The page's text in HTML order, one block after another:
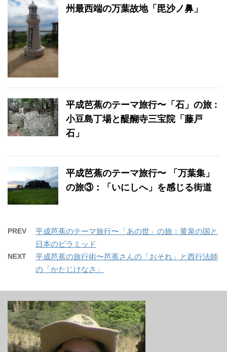
州最西端の万葉故地「毘沙ノ鼻」
平成芭蕉のテーマ旅行〜「石」の旅 :
小豆島丁場と醍醐寺三宝院「藤戸
石」
平成芭蕉のテーマ旅行〜 「万葉集」
の旅③：「いにしへ」を感じる街道
PREV
平成芭蕉のテーマ旅行〜「あの世」の旅：黄泉の国と
日本のピラミッド
NEXT
平成芭蕉の旅行術〜芭蕉さんの「おそれ」と西行法師
の「かたじけなさ」